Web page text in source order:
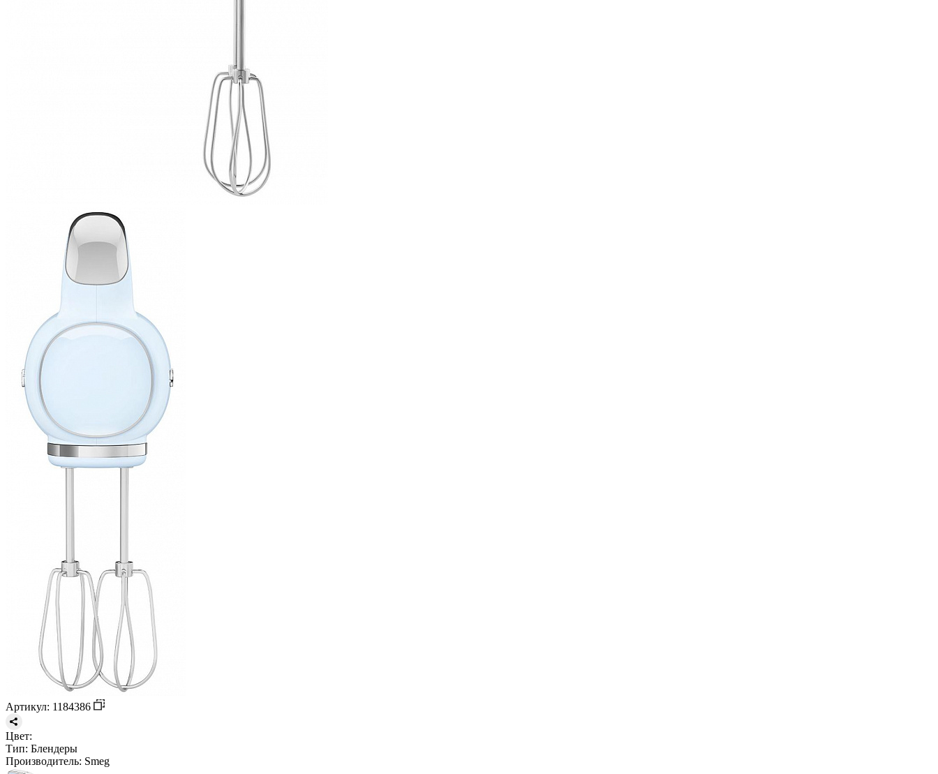
Артикул: 1184386
Цвет:
Тип: Блендеры
Производитель: Smeg